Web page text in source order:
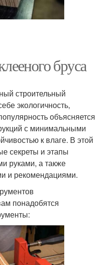
бруса
строительный
экологичность,
объясняется
с минимальными
к влаге. В этой
секреты и этапы
руками, а также
и рекомендациями.
понадобятся